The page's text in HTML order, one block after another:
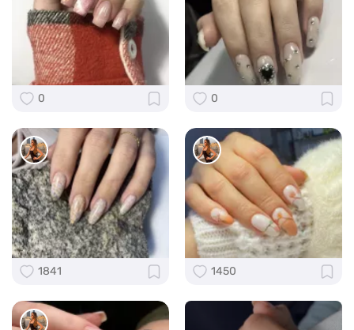
0 0
1841 1450